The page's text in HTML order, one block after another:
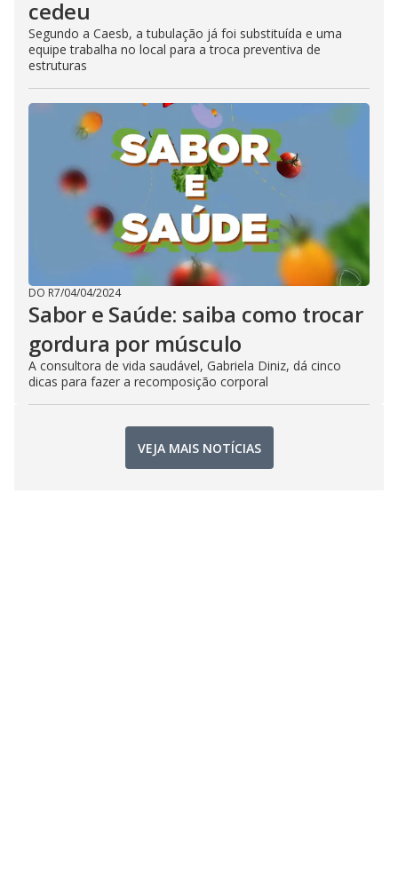
cedeu
Segundo a Caesb, a tubulação já foi substituída e uma
equipe trabalha no local para a troca preventiva de
estruturas
DO R7/04/04/2024
Sabor e Saúde: saiba como trocar
gordura por músculo
A consultora de vida saudável, Gabriela Diniz, dá cinco
dicas para fazer a recomposição corporal
VEJA MAIS NOTÍCIAS